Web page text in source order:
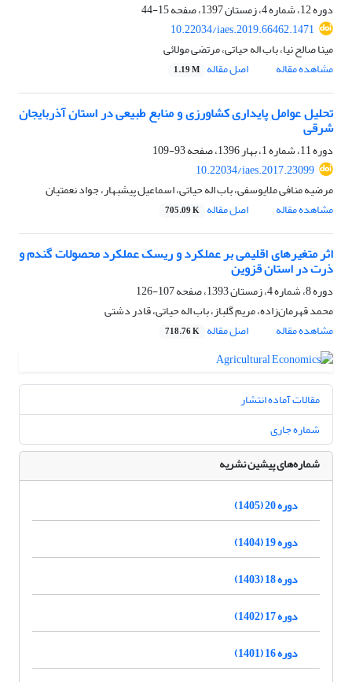
دوره 12، شماره 4، زمستان 1397، صفحه
15-44
10.22034/iaes.2019.66462.1471
مینا صالح نیا، باب اله حیاتی، مرتضی مولائی
مشاهده مقاله
اصل مقاله 1.19 M
تحلیل عوامل پایداری کشاورزی و منابع طبیعی در استان آذربایجان
شرقی
دوره 11، شماره 1، بهار 1396، صفحه
93-109
10.22034/iaes.2017.23099
مرضیه منافی ملایوسفی، باب اله حیاتی، اسماعیل پیشبهار، جواد نعمتیان
مشاهده مقاله
اصل مقاله 705.09 K
اثر متغیرهای اقلیمی بر عملکرد و ریسک عملکرد محصولات گندم و
ذرت در استان قزوین
دوره 8، شماره 4، زمستان 1393، صفحه
107-126
محمد قهرمان‌زاده، مریم گلباز، باب اله حیاتی، قادر دشتی
مشاهده مقاله
اصل مقاله 718.76 K
مقالات آماده انتشار
شماره جاری
شماره‌های پیشین نشریه
دوره 20 (1405)
دوره 19 (1404)
دوره 18 (1403)
دوره 17 (1402)
دوره 16 (1401)